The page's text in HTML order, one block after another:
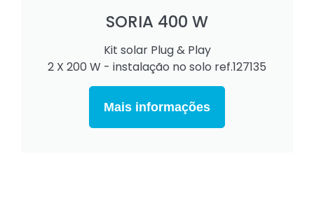
SORIA 400 W
Kit solar Plug & Play
2 X 200 W - instalação no solo ref.127135
Mais informações